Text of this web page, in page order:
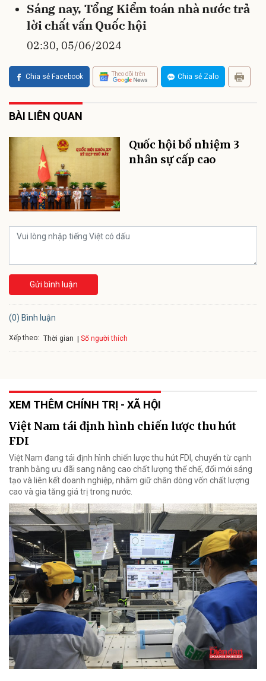
Sáng nay, Tổng Kiểm toán nhà nước trả
lời chất vấn Quốc hội
02:30, 05/06/2024
Chia sẻ Facebook Theo dõi trên Chia sẻ Zalo
BÀI LIÊN QUAN
Quốc hội bổ nhiệm 3
nhân sự cấp cao
Gửi bình luận
(0) Bình luận
Xếp theo: Thời gian Số người thích
XEM THÊM CHÍNH TRỊ - XÃ HỘI
Việt Nam tái định hình chiến lược thu hút
FDI
Việt Nam đang tái định hình chiến lược thu hút FDI, chuyển từ cạnh
tranh bằng ưu đãi sang nâng cao chất lượng thể chế, đổi mới sáng
tạo và liên kết doanh nghiệp, nhằm giữ chân dòng vốn chất lượng
cao và gia tăng giá trị trong nước.